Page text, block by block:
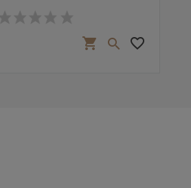
shopping_cart  favorite_border